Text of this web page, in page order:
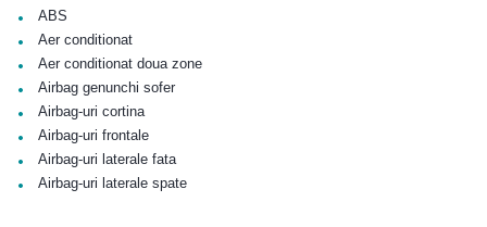
• ABS
• Aer conditionat
• Aer conditionat doua zone
• Airbag genunchi sofer
• Airbag-uri cortina
• Airbag-uri frontale
• Airbag-uri laterale fata
• Airbag-uri laterale spate